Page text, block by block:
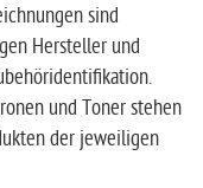
sind
Hersteller und
und Toner stehen
der jeweiligen